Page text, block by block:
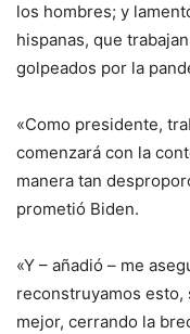
los hombres; y
hispanas, que
golpeados por la
«Como presidente,
comenzará con la
manera tan
prometió Biden.
«Y – añadió – me
reconstruyamos
mejor, cerrando la